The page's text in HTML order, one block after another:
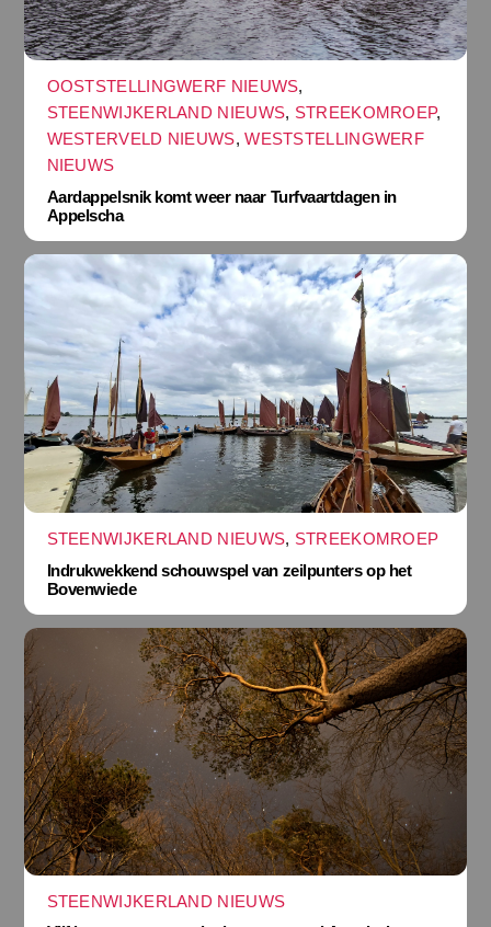
OOSTSTELLINGWERF NIEUWS,
STEENWIJKERLAND NIEUWS, STREEKOMROEP,
WESTERVELD NIEUWS,WESTSTELLINGWERF
NIEUWS
Aardappelsnik komt weer naar Turfvaartdagen in
Appelscha
STEENWIJKERLAND NIEUWS, STREEKOMROEP
Indrukwekkend schouwspel van zeilpunters op het
Bovenwiede
STEENWIJKERLAND NIEUWS